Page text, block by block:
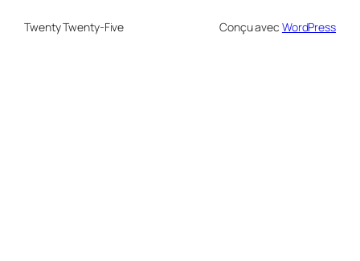
Twenty Twenty-Five Conçu avec WordPress